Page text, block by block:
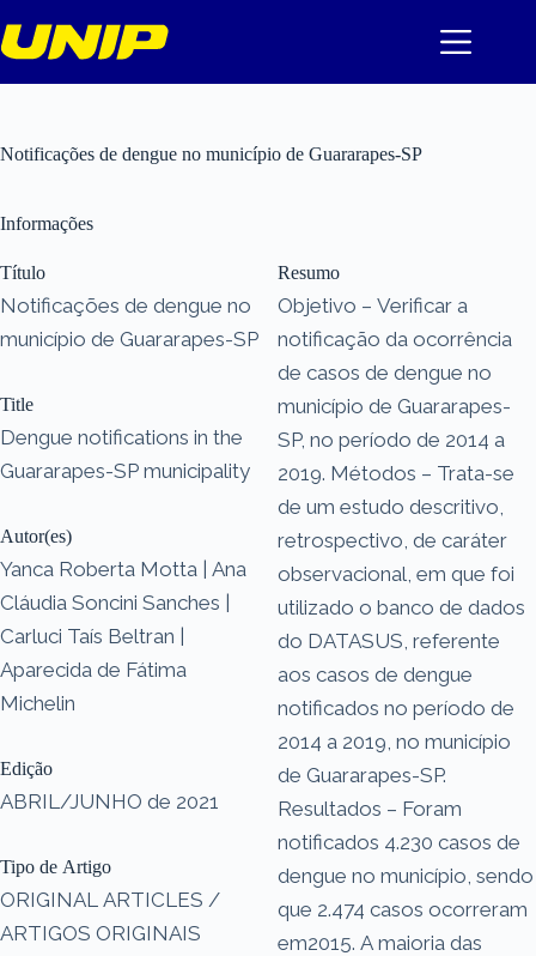
para
o
Notificações de dengue no município de Guararapes-SP
Informações
Título
Notificações de dengue no
município de Guararapes-SP
Title
Dengue notifications in the
Guararapes-SP municipality
Autor(es)
Yanca Roberta Motta | Ana
Cláudia Soncini Sanches |
Carluci Taís Beltran |
Aparecida de Fátima
Michelin
Edição
ABRIL/JUNHO de 2021
Tipo de Artigo
ORIGINAL ARTICLES /
ARTIGOS ORIGINAIS
Resumo
Objetivo – Verificar a
notificação da ocorrência
de casos de dengue no
município de Guararapes-
SP, no período de 2014 a
2019. Métodos – Trata-se
de um estudo descritivo,
retrospectivo, de caráter
observacional, em que foi
utilizado o banco de dados
do DATASUS, referente
aos casos de dengue
notificados no período de
2014 a 2019, no município
de Guararapes-SP.
Resultados – Foram
notificados 4.230 casos de
dengue no município, sendo
que 2.474 casos ocorreram
em2015. A maioria das